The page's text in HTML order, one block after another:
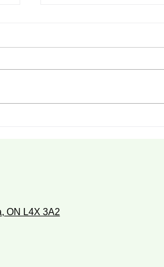
¿CON QUIÉN ANDAS?
ON L4X 3A2